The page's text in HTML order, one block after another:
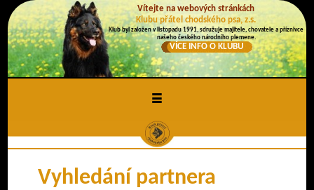
Vítejte na webových stránkách
Klubu přátel chodského psa, z.s.
Klub byl založen v listopadu 1991, sdružuje majitele, chovatele a příznivce
našeho českého národního plemene.
VÍCE INFO O KLUBU
≡
Vyhledání partnera